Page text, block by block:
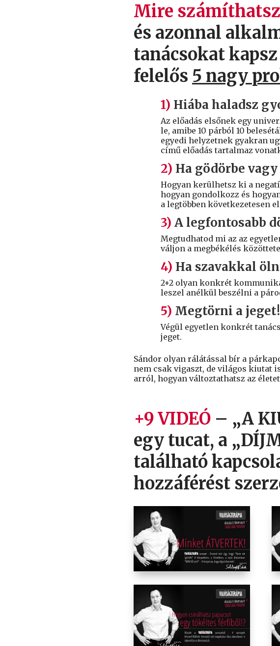
Mire
és azonnal
tanácsokat
felelős 5 nagy
1) Hiába haladsz
Az előadás elsőnek egy
le, amibe 10 párból 10
egyedi helyzetnek gyakran
című előadás tartalmaz
2) Ha gödörbe
Hogyan kerülhetsz ki a
hogyan gondolkozz és
a legtöbben következetesen
3) A legfontosabb
Megtudhatod mi az az
váljon a megbékélés
4) Ha szavakkal
2+2 olyan konkrét
leszel anélkül beszélni a
5) Megtörni a jeget!
Végül egyetlen konkrét
jeget.
Sándor olyan rálátással bír a
nem csak vigaszt, de világos kiutat
arról, hogyan változtathatsz az
+9 VIDEÓ – „A
egy tucat, a
található
hozzáférést